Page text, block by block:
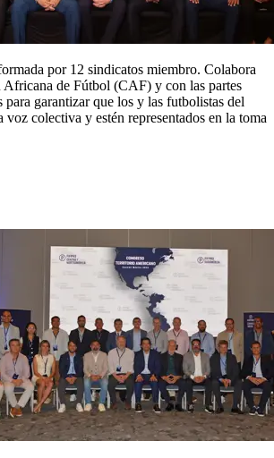
por 12 sindicatos miembro. Colabora
Africana de Fútbol (CAF) y con las partes
para garantizar que los y las futbolistas del
voz colectiva y estén representados en la toma